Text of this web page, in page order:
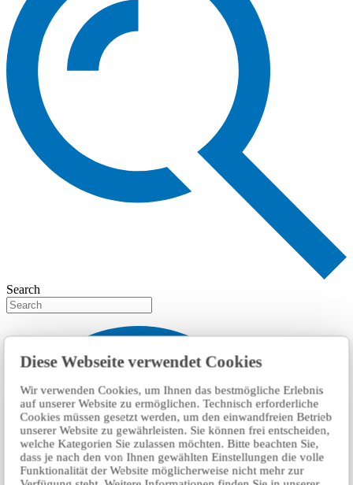
Diese Webseite verwendet Cookies
Wir verwenden Cookies, um Ihnen das bestmögliche Erlebnis
auf unserer Website zu ermöglichen. Technisch erforderliche
Cookies müssen gesetzt werden, um den einwandfreien Betrieb
unserer Website zu gewährleisten. Sie können frei entscheiden,
welche Kategorien Sie zulassen möchten. Bitte beachten Sie,
dass je nach den von Ihnen gewählten Einstellungen die volle
Funktionalität der Website möglicherweise nicht mehr zur
Search